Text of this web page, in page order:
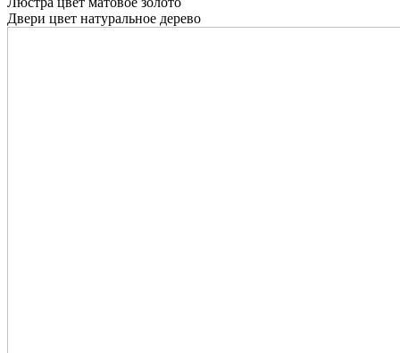
Двери цвет натуральное дерево